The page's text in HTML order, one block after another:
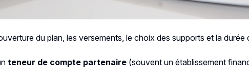
du plan, les versements, le choix des supports et la durée
teneur de compte partenaire (souvent un établissement